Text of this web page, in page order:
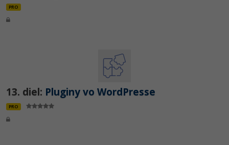
PRO
13. diel: Pluginy vo WordPresse
PRO